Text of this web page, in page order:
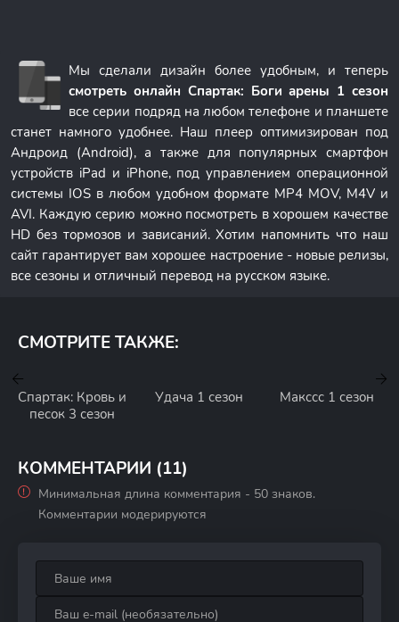
Мы сделали дизайн более удобным, и теперь
смотреть онлайн Спартак: Боги арены 1 сезон
все серии подряд на любом телефоне и планшете
станет намного удобнее. Наш плеер оптимизирован под
Андроид (Android), а также для популярных смартфон
устройств iPad и iPhone, под управлением операционной
системы IOS в любом удобном формате MP4 MOV, M4V и
AVI. Каждую серию можно посмотреть в хорошем качестве
HD без тормозов и зависаний. Хотим напомнить что наш
сайт гарантирует вам хорошее настроение - новые релизы,
все сезоны и отличный перевод на русском языке.
СМОТРИТЕ ТАКЖЕ:
Спартак: Кровь и
песок 3 сезон
Удача 1 сезон Макссс 1 сезон
КОММЕНТАРИИ (11)
Минимальная длина комментария - 50 знаков.
Комментарии модерируются